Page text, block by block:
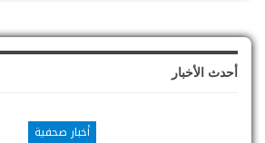
أحدث الأخبار
أخبار صحفية